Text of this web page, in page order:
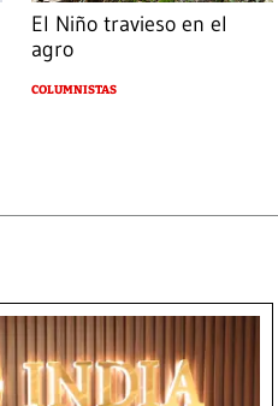
El Niño travieso en el
agro
COLUMNISTAS